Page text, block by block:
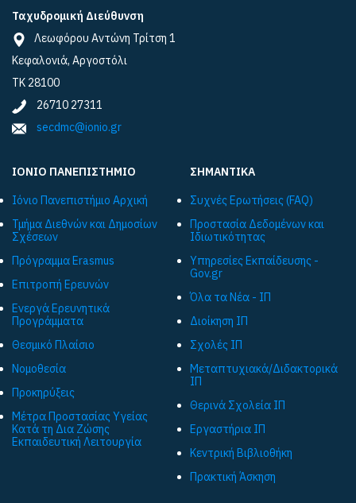
Ταχυδρομική Διεύθυνση
Λεωφόρου Αντώνη Τρίτση 1
Κεφαλονιά, Αργοστόλι
ΤΚ 28100
26710 27311
secdmc@ionio.gr
ΙΟΝΙΟ ΠΑΝΕΠΙΣΤΗΜΙΟ
Ιόνιο Πανεπιστήμιο Αρχική
Τμήμα Διεθνών και Δημοσίων
Σχέσεων
Πρόγραμμα Εrasmus
Επιτροπή Ερευνών
Ενεργά Ερευνητικά
Προγράμματα
Θεσμικό Πλαίσιο
Νομοθεσία
Προκηρύξεις
Μέτρα Προστασίας Υγείας
Κατά τη Δια Ζώσης
Εκπαιδευτική Λειτουργία
ΣΗΜΑΝΤΙΚΑ
Συχνές Ερωτήσεις (FAQ)
Προστασία Δεδομένων και
Ιδιωτικότητας
Υπηρεσίες Εκπαίδευσης -
Gov.gr
Όλα τα Νέα - ΙΠ
Διοίκηση ΙΠ
Σχολές ΙΠ
Μεταπτυχιακά/Διδακτορικά
ΙΠ
Θερινά Σχολεία ΙΠ
Εργαστήρια ΙΠ
Κεντρική Βιβλιοθήκη
Πρακτική Άσκηση